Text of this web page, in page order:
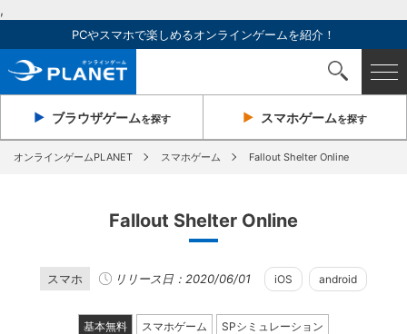
,
PCやスマホで楽しめるオンラインゲームを紹介！
ブラウザゲームを探す スマホゲームを探す
オンラインゲームPLANET スマホゲーム Fallout Shelter Online
Fallout Shelter Online
スマホ リリース日：2020/06/01 iOS android
基本無料 スマホゲーム SPシミュレーション